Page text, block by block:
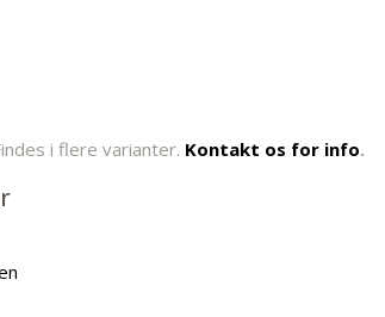
i flere varianter. Kontakt os for info.